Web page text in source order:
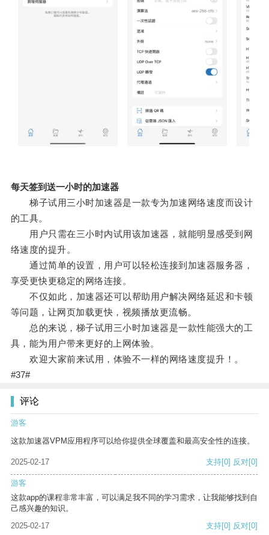
每天签到送一小时的加速器
梯子试用三小时加速器是一款专为加速网络速度而设计
的工具。
用户只需在三小时内试用该加速器，就能明显感受到网
络速度的提升。
通过简单的设置，用户可以轻松连接到加速器服务器，
享受更快更稳定的网络连接。
不仅如此，加速器还可以帮助用户解决网络延迟和卡顿
等问题，让网页加载更快，视频播放更流畅。
总的来说，梯子试用三小时加速器是一款性能强大的工
具，能为用户带来更好的上网体验。
欢迎大家前来试用，体验不一样的网络速度提升！。
#37#
评论
游客
这款加速器VPM应用程序可以给你提供全球覆盖和最高安全性的连接。
2025-02-17 支持[0] 反对[0]
游客
这款app的课程非常丰富，可以满足我不同的学习需求，让我能够找到自
己感兴趣的知识。
2025-02-17
支持[0] 反对[0]